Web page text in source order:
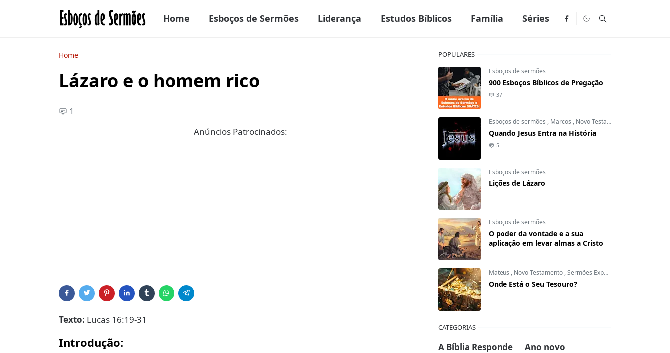
Home Esboços de Sermões Liderança Estudos Bíblicos Família Séries
Home
Lázaro e o homem rico
1
Anúncios Patrocinados:
Texto: Lucas 16:19-31
Introdução:
POPULARES
Esboços de sermões
900 Esboços Bíblicos de Pregação
37
Esboços de sermões , Marcos , Novo Testamento
Quando Jesus Entra na História
5
Esboços de sermões
Lições de Lázaro
Esboços de sermões
O poder da vontade e a sua
aplicação em levar almas a Cristo
Mateus , Novo Testamento ,Sermões Expositivos
Onde Está o Seu Tesouro?
CATEGORIAS
A Bíblia Responde
Ano novo